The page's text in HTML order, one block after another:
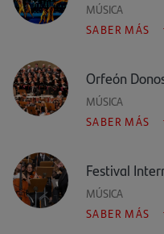
MÚSICA
SABER MÁS
Orfeón
MÚSICA
SABER MÁS
Festival
MÚSICA
SABER MÁS